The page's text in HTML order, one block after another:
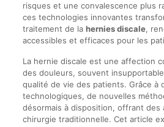
risques et une convalescence plus
ces technologies innovantes
traitement de la hernies discale,
accessibles et efficaces pour les
La hernie discale est une affection
des douleurs, souvent
qualité de vie des patients. Grâce à
technologiques, de nouvelles
désormais à disposition, offrant des
chirurgie traditionnelle. Cet article